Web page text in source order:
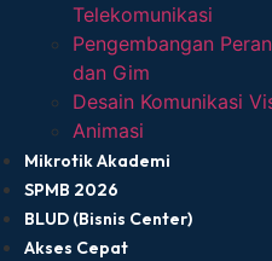
Telekomunikasi
Pengembangan
dan Gim
Desain Komunikasi
Animasi
Mikrotik Akademi
SPMB 2026
BLUD (Bisnis Center)
Akses Cepat